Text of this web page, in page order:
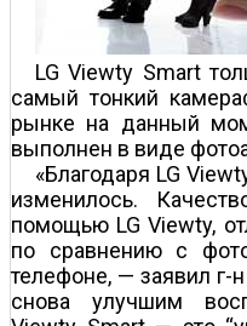
LG Viewty Smart
самый тонкий
рынке на данный
выполнен в виде
«Благодаря LG
изменилось.
помощью LG Viewty,
по сравнению с
телефоне, — заявил
снова улучшим